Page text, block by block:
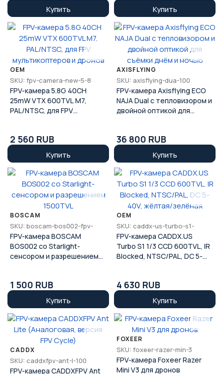
Купить Купить
OEM
SKU: fpv-camera-new-5-8
FPV-камера 5.8G 40CH
25mW VTX 600TVL M7,
PAL/NTSC, для FPV
2 560 RUB
Купить
AXISFLYING
SKU: axisflying-dua-100
FPV-камера Axisflying ECO
NAJA Dual с тепловизором и
двойной оптикой для
36 800 RUB
Купить
BOSCAM
SKU: boscam-bos002-fpv-
FPV-камера BOSCAM
BOS002 со Starlight-
сенсором и разрешением
1 500 RUB
Купить
OEM
SKU: caddx-us-turbo-s1-
FPV-камера CADDX.US
Turbo S1 1/3 CCD 600TVL, IR
Blocked, NTSC/PAL, DC 5-
4 630 RUB
Купить
CADDX
SKU: caddxfpv-ant-l-100
FPV-камера CADDXFPV Ant
FOXEER
SKU: foxeer-razer-min-3
FPV-камера Foxeer Razer
Mini V3 для дронов